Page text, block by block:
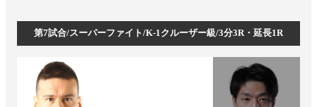
第7試合/スーパーファイト/K-1クルーザー級/3分3R・延長1R